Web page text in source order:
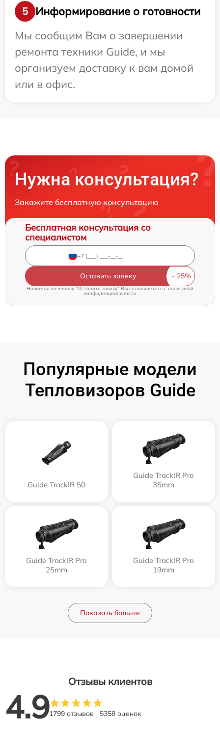
5
Информирование о готовности
Мы сообщим Вам о завершении
ремонта техники Guide, и мы
организуем доставку к вам домой
или в офис.
Нужна консультация?
Закажите бесплатную консультацию
Бесплатная консультация со
специалистом
Оставить заявку
Нажимая на кнопку "Оставить заявку" Вы соглашаетесь c политикой
конфиденциальности
Популярные модели
Тепловизоров Guide
Guide TrackIR 50
Guide TrackIR Pro
35mm
Guide TrackIR Pro
25mm
Guide TrackIR Pro
19mm
Показать больше
Отзывы клиентов
4.91799 отзывов 5358 оценок